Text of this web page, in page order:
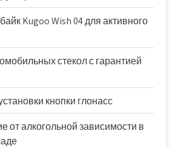
Kugoo Wish 04 для активного
стекол с гарантией
кнопки глонасс
от алкогольной зависимости в